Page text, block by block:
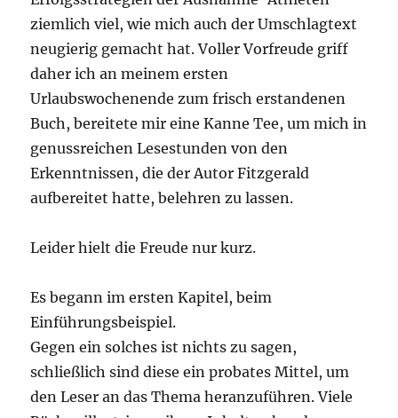
ziemlich viel, wie mich auch der Umschlagtext
neugierig gemacht hat. Voller Vorfreude griff
daher ich an meinem ersten
Urlaubswochenende zum frisch erstandenen
Buch, bereitete mir eine Kanne Tee, um mich in
genussreichen Lesestunden von den
Erkenntnissen, die der Autor Fitzgerald
aufbereitet hatte, belehren zu lassen.
Leider hielt die Freude nur kurz.
Es begann im ersten Kapitel, beim
Einführungsbeispiel.
Gegen ein solches ist nichts zu sagen,
schließlich sind diese ein probates Mittel, um
den Leser an das Thema heranzuführen. Viele